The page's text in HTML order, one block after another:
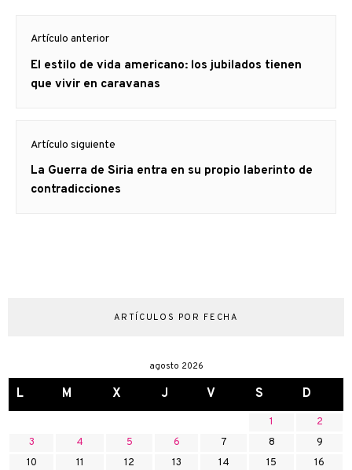
de
entradas
Artículo anterior
Artículo
anterior
El estilo de vida americano: los jubilados tienen
que vivir en caravanas
Artículo siguiente
Artículo
siguiente:
La Guerra de Siria entra en su propio laberinto de
contradicciones
ARTÍCULOS POR FECHA
agosto 2026
L M X J V S D
1
2
3
4 5 6 7 8
9
10
11 12 13 14 15
16